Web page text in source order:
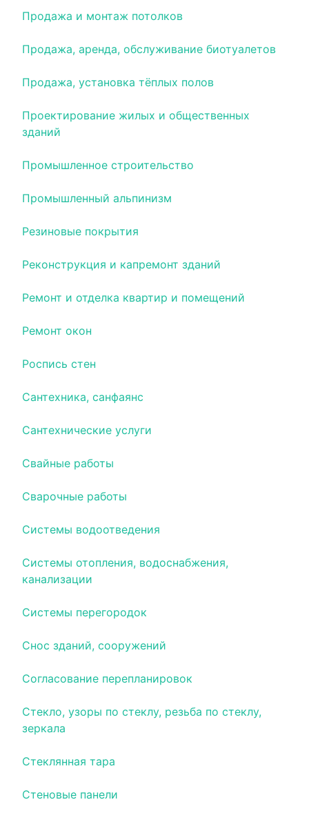
Продажа и монтаж потолков
Продажа, аренда, обслуживание биотуалетов
Продажа, установка тёплых полов
Проектирование жилых и общественных
зданий
Промышленное строительство
Промышленный альпинизм
Резиновые покрытия
Реконструкция и капремонт зданий
Ремонт и отделка квартир и помещений
Ремонт окон
Роспись стен
Сантехника, санфаянс
Сантехнические услуги
Свайные работы
Сварочные работы
Системы водоотведения
Системы отопления, водоснабжения,
канализации
Системы перегородок
Снос зданий, сооружений
Согласование перепланировок
Стекло, узоры по стеклу, резьба по стеклу,
зеркала
Стеклянная тара
Стеновые панели